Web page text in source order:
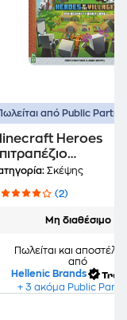
από Public
Heroes
Σκέψης
(2)
Μη διαθέσιμο
Πωλείται και
από
Hellenic Brands
+ 3 ακόμα Public